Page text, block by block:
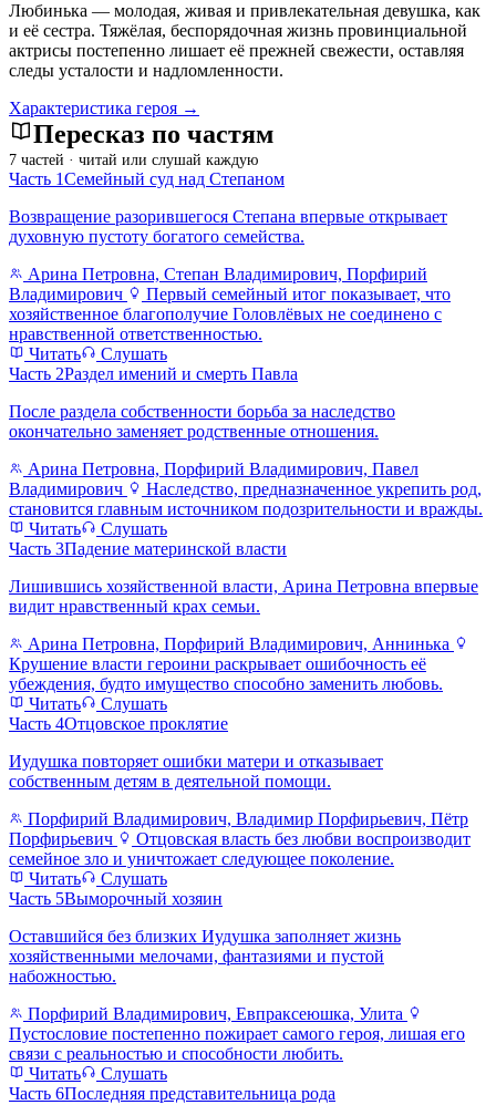
Любинька — молодая, живая и привлекательная девушка, как
и её сестра. Тяжёлая, беспорядочная жизнь провинциальной
актрисы постепенно лишает её прежней свежести, оставляя
следы усталости и надломленности.
Характеристика героя →
Пересказ по частям
7 частей · читай или слушай каждую
Часть 1Семейный суд над Степаном
Возвращение разорившегося Степана впервые открывает
духовную пустоту богатого семейства.
Арина Петровна, Степан Владимирович, Порфирий
Владимирович
Первый семейный итог показывает, что
хозяйственное благополучие Головлёвых не соединено с
нравственной ответственностью.
Читать
Слушать
Часть 2Раздел имений и смерть Павла
После раздела собственности борьба за наследство
окончательно заменяет родственные отношения.
Арина Петровна, Порфирий Владимирович, Павел
Владимирович
Наследство, предназначенное укрепить род,
становится главным источником подозрительности и вражды.
Читать
Слушать
Часть 3Падение материнской власти
Лишившись хозяйственной власти, Арина Петровна впервые
видит нравственный крах семьи.
Арина Петровна, Порфирий Владимирович, Аннинька
Крушение власти героини раскрывает ошибочность её
убеждения, будто имущество способно заменить любовь.
Читать
Слушать
Часть 4Отцовское проклятие
Иудушка повторяет ошибки матери и отказывает
собственным детям в деятельной помощи.
Порфирий Владимирович, Владимир Порфирьевич, Пётр
Порфирьевич
Отцовская власть без любви воспроизводит
семейное зло и уничтожает следующее поколение.
Читать
Слушать
Часть 5Выморочный хозяин
Оставшийся без близких Иудушка заполняет жизнь
хозяйственными мелочами, фантазиями и пустой
набожностью.
Порфирий Владимирович, Евпраксеюшка, Улита
Пустословие постепенно пожирает самого героя, лишая его
связи с реальностью и способности любить.
Читать
Слушать
Часть 6Последняя представительница рода